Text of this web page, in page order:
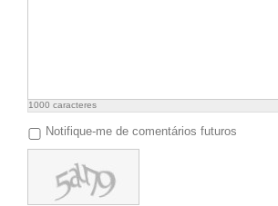
1000 caracteres
Notifique-me de comentários futuros